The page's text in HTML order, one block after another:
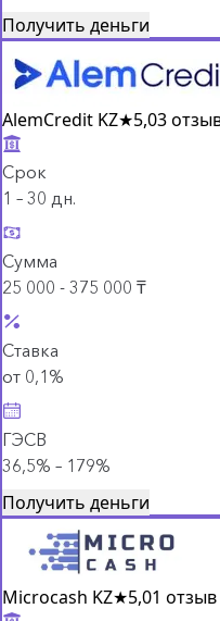
Получить деньги
AlemCredit KZ★5,03
Срок
1 – 30 дн.
Сумма
25 000 - 375 000 ₸
Ставка
от 0,1%
ГЭСВ
36,5% – 179%
Получить деньги
Microcash KZ★5,01 отзыв